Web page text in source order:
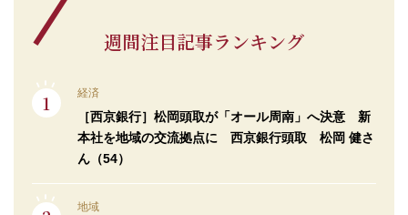
週間注目記事ランキング
経済
［西京銀行］松岡頭取が「オール周南」へ決意 新
本社を地域の交流拠点に 西京銀行頭取 松岡 健さ
ん（54）
地域